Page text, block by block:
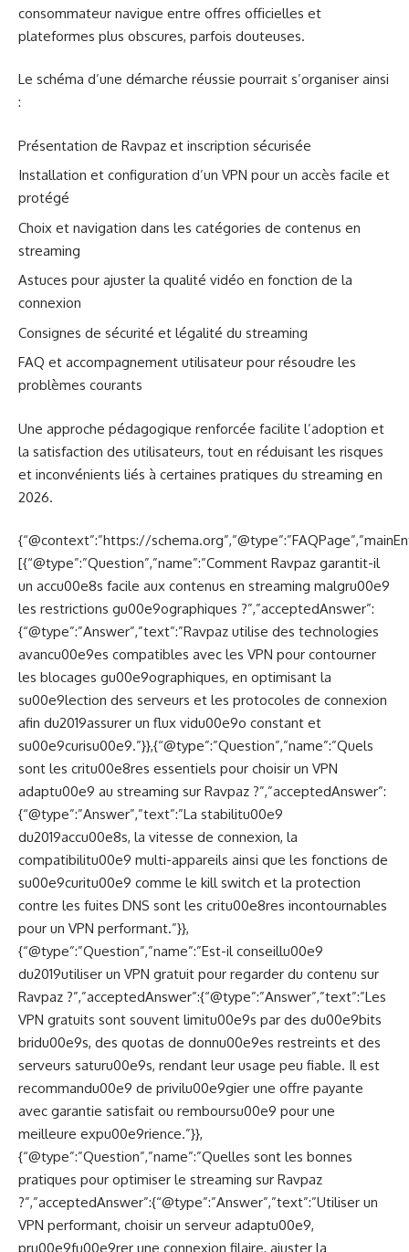
consommateur navigue entre offres officielles et
plateformes plus obscures, parfois douteuses.
Le schéma d’une démarche réussie pourrait s’organiser ainsi
:
Présentation de Ravpaz et inscription sécurisée
Installation et configuration d’un VPN pour un accès facile et
protégé
Choix et navigation dans les catégories de contenus en
streaming
Astuces pour ajuster la qualité vidéo en fonction de la
connexion
Consignes de sécurité et légalité du streaming
FAQ et accompagnement utilisateur pour résoudre les
problèmes courants
Une approche pédagogique renforcée facilite l’adoption et
la satisfaction des utilisateurs, tout en réduisant les risques
et inconvénients liés à certaines pratiques du streaming en
2026.
{“@context”:”https://
[{“@type”:”Question”,”name”:”Comment Ravpaz garantit-il
un accu00e8s facile aux contenus en streaming malgru00e9
les restrictions gu00e9ographiques ?”,”acceptedAnswer”:
{“@type”:”Answer”,”text”:”Ravpaz utilise des technologies
avancu00e9es compatibles avec les VPN pour contourner
les blocages gu00e9ographiques, en optimisant la
su00e9lection des serveurs et les protocoles de connexion
afin du2019assurer un flux vidu00e9o constant et
su00e9curisu00e9.”}},{“@type”:”Question”,”name”:”Quels
sont les critu00e8res essentiels pour choisir un VPN
adaptu00e9 au streaming sur Ravpaz ?”,”acceptedAnswer”:
{“@type”:”Answer”,”text”:”La stabilitu00e9
du2019accu00e8s, la vitesse de connexion, la
compatibilitu00e9 multi-appareils ainsi que les fonctions de
su00e9curitu00e9 comme le kill switch et la protection
contre les fuites DNS sont les critu00e8res incontournables
pour un VPN performant.”}},
{“@type”:”Question”,”name”:”Est-il conseillu00e9
du2019utiliser un VPN gratuit pour regarder du contenu sur
Ravpaz ?”,”acceptedAnswer”:{“@type”:”Answer”,”text”:”Les
VPN gratuits sont souvent limitu00e9s par des du00e9bits
bridu00e9s, des quotas de donnu00e9es restreints et des
serveurs saturu00e9s, rendant leur usage peu fiable. Il est
recommandu00e9 de privilu00e9gier une offre payante
avec garantie satisfait ou remboursu00e9 pour une
meilleure expu00e9rience.”}},
{“@type”:”Question”,”name”:”Quelles sont les bonnes
pratiques pour optimiser le streaming sur Ravpaz
?”,”acceptedAnswer”:{“@type”:”Answer”,”text”:”Utiliser un
VPN performant, choisir un serveur adaptu00e9,
pru00e9fu00e9rer une connexion filaire, ajuster la